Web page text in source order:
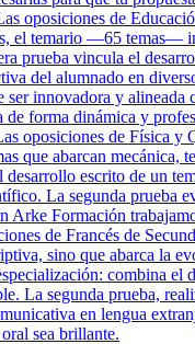
oposiciones de
el temario —65 temas—
prueba vincula el
del alumnado en
ser innovadora y
de forma dinámica y
oposiciones de Física y
que abarcan
desarrollo escrito de un
La segunda prueba
Arke Formación
de Francés de
sino que abarca la
combina el
La segunda prueba,
en lengua
sea brillante.